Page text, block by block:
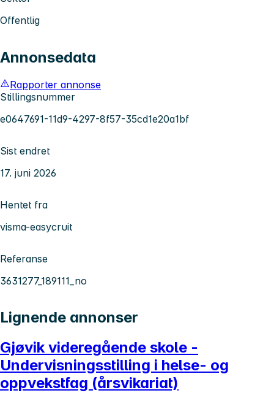
Offentlig
Annonsedata
Rapporter annonse
Stillingsnummer
e0647691-11d9-4297-8f57-35cd1e20a1bf
Sist endret
17. juni 2026
Hentet fra
visma-easycruit
Referanse
3631277_189111_no
Lignende annonser
Gjøvik videregående skole -
Undervisningsstilling i helse- og
oppvekstfag (årsvikariat)